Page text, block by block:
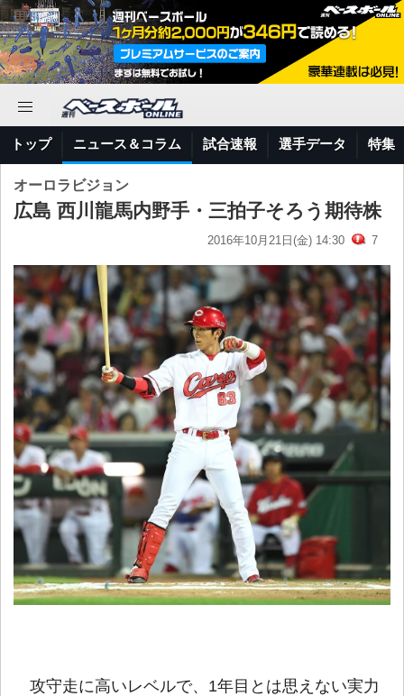
トップ ニュース＆コラム 試合速報 選手データ 特集
オーロラビジョン
広島 西川龍馬内野手・三拍子そろう期待株
2016年10月21日(金) 14:30 7
攻守走に高いレベルで、1年目とは思えない実力